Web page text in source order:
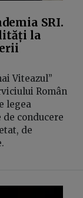
SRI.
la
Viteazul”
Român
legea
conducere
de